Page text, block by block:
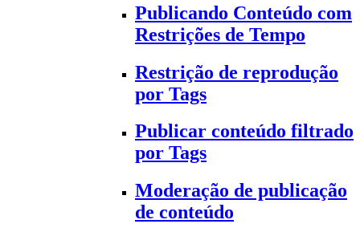
Publicando Conteúdo com
Restrições de Tempo
Restrição de reprodução
por Tags
Publicar conteúdo filtrado
por Tags
Moderação de publicação
de conteúdo